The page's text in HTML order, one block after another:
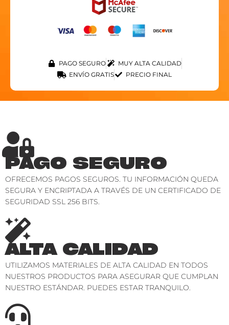
PAGO SEGURO
MUY ALTA CALIDAD
ENVÍO GRATIS
PRECIO FINAL
PAGO SEGURO
OFRECEMOS PAGOS SEGUROS. TU INFORMACIÓN QUEDA
SEGURA Y ENCRIPTADA A TRAVÉS DE UN CERTIFICADO DE
SEGURIDAD SSL 256 BITS.
ALTA CALIDAD
UTILIZAMOS MATERIALES DE ALTA CALIDAD EN TODOS
NUESTROS PRODUCTOS PARA ASEGURAR QUE CUMPLAN
NUESTRO ESTÁNDAR. PUEDES ESTAR TRANQUILO.